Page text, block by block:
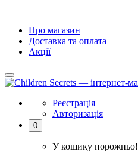
Про магазин
Доставка та оплата
Акції
Реєстрація
Авторизація
0
У кошику порожньо!